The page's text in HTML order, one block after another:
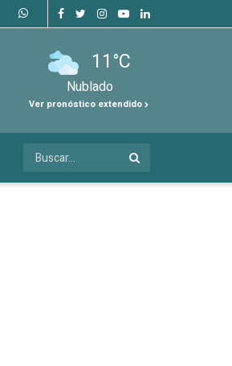
11°C
Nublado
Ver pronóstico extendido